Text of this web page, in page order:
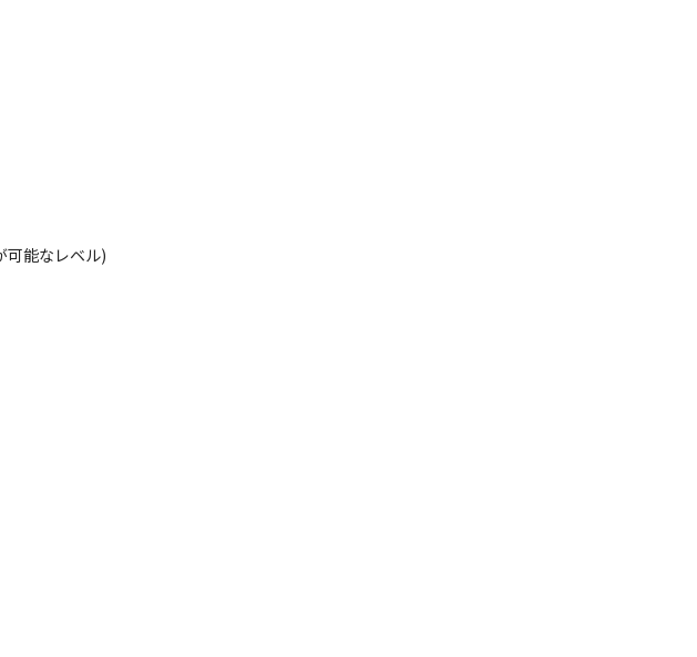
応じて面談や面接を通じて決定しています。
ます。
可能なレベル)